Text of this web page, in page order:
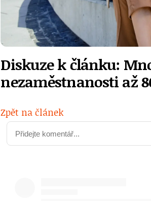
Diskuze k článku:
nezaměstnanosti až
Zpět na článek